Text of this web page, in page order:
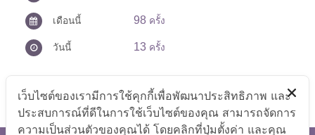
เดือนนี้ 98 ครั้ง
วันนี้ 13 ครั้ง
เว็บไซต์ของเรามีการใช้คุกกี้เพื่อพัฒนาประสิทธิภาพ และ
ประสบการณ์ที่ดีในการใช้เว็บไซต์ของคุณ สามารถจัดการ
ความเป็นส่วนตัวของคุณได้ โดยคลิกที่ปุ่มตั้งค่า และคุณ